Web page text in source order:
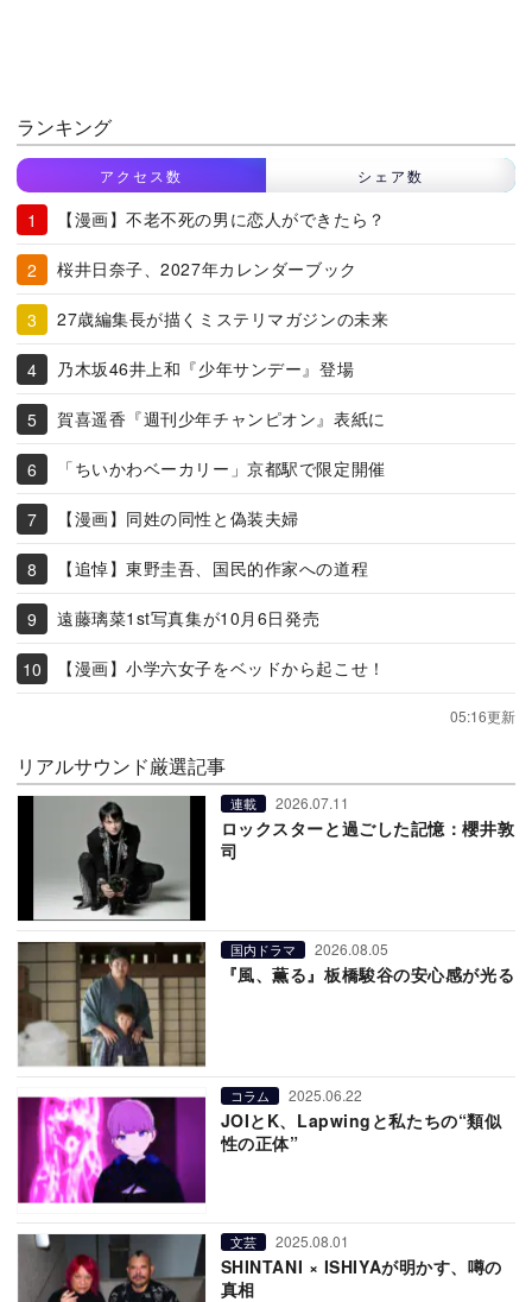
ランキング
アクセス数 シェア数
【漫画】不老不死の男に恋人ができたら？
桜井日奈子、2027年カレンダーブック
27歳編集長が描くミステリマガジンの未来
乃木坂46井上和『少年サンデー』登場
賀喜遥香『週刊少年チャンピオン』表紙に
「ちいかわベーカリー」京都駅で限定開催
【漫画】同姓の同性と偽装夫婦
【追悼】東野圭吾、国民的作家への道程
遠藤璃菜1st写真集が10月6日発売
【漫画】小学六女子をベッドから起こせ！
05:16更新
リアルサウンド厳選記事
連載 2026.07.11
ロックスターと過ごした記憶：櫻井敦
司
国内ドラマ 2026.08.05
『風、薫る』板橋駿谷の安心感が光る
コラム 2025.06.22
JOIとK、Lapwingと私たちの“類似
性の正体”
文芸 2025.08.01
SHINTANI × ISHIYAが明かす、噂の
真相